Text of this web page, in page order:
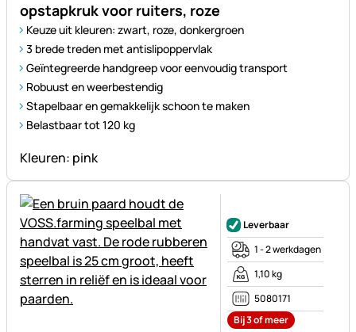
opstapkruk voor ruiters, roze
Keuze uit kleuren: zwart, roze, donkergroen
3 brede treden met antislipoppervlak
Geïntegreerde handgreep voor eenvoudig transport
Robuust en weerbestendig
Stapelbaar en gemakkelijk schoon te maken
Belastbaar tot 120 kg
Kleuren: pink
Leverbaar
1 - 2 werkdagen
1,10 kg
5080171
Bij 3 of meer